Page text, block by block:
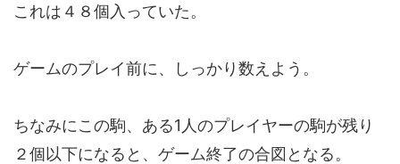
これは４８個入っていた。
ゲームのプレイ前に、しっかり数えよう。
ちなみにこの駒、ある1人のプレイヤーの駒が残り
２個以下になると、ゲーム終了の合図となる。